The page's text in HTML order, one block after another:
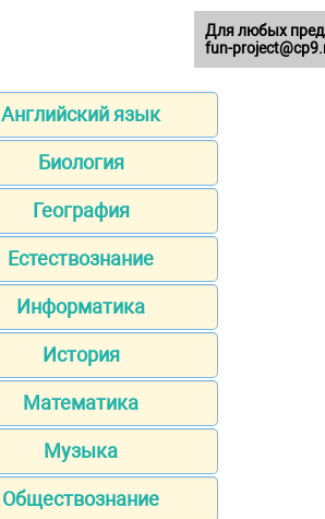
Английский язык
Биология
География
Естествознание
Информатика
История
Математика
Музыка
Обществознание
Для любых
fun-